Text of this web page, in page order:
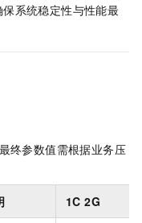
系统稳定性与性能最
终参数值需根据业务压
1C 2G